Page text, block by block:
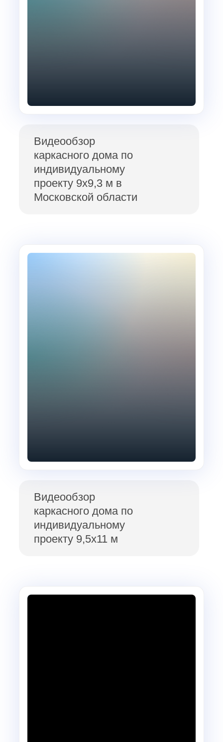
Видеообзор
каркасного дома по
индивидуальному
проекту 9х9,3 м в
Московской области
Видеообзор
каркасного дома по
индивидуальному
проекту 9,5х11 м